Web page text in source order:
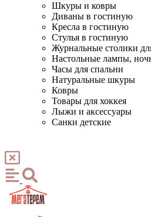
Шкуры и ковры
Диваны в гостиную
Кресла в гостиную
Стулья в гостиную
Журнальные столики
Настольные лампы,
Часы для спальни
Натуральные шкуры
Ковры
Товары для хоккея
Лыжи и аксессуары
Санки детские